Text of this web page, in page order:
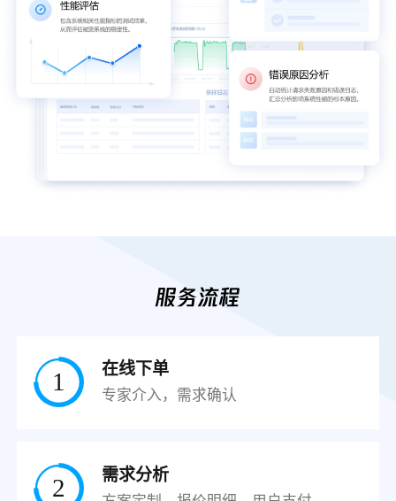
服务流程
1 在线下单
专家介入，需求确认
2 需求分析